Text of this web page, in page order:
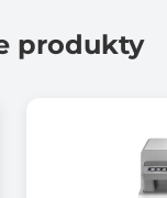
produkty